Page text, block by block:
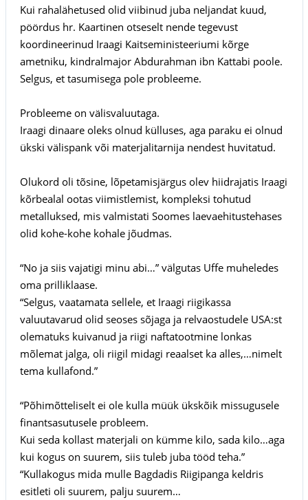
Kui rahalähetused olid viibinud juba neljandat kuud,
pöördus hr. Kaartinen otseselt nende tegevust
koordineerinud Iraagi Kaitseministeeriumi kõrge
ametniku, kindralmajor Abdurahman ibn Kattabi poole.
Selgus, et tasumisega pole probleeme.
Probleeme on välisvaluutaga.
Iraagi dinaare oleks olnud külluses, aga paraku ei olnud
ükski välispank või materjalitarnija nendest huvitatud.
Olukord oli tõsine, lõpetamisjärgus olev hiidrajatis Iraagi
kõrbealal ootas viimistlemist, kompleksi tohutud
metalluksed, mis valmistati Soomes laevaehitustehases
olid kohe-kohe kohale jõudmas.
“No ja siis vajatigi minu abi…” välgutas Uffe muheledes
oma prilliklaase.
“Selgus, vaatamata sellele, et Iraagi riigikassa
valuutavarud olid seoses sõjaga ja relvaostudele USA:st
olematuks kuivanud ja riigi naftatootmine lonkas
mõlemat jalga, oli riigil midagi reaalset ka alles,…nimelt
tema kullafond.”
“Põhimõtteliselt ei ole kulla müük ükskõik missugusele
finantsasutusele probleem.
Kui seda kollast materjali on kümme kilo, sada kilo…aga
kui kogus on suurem, siis tuleb juba tööd teha.”
“Kullakogus mida mulle Bagdadis Riigipanga keldris
esitleti oli suurem, palju suurem…